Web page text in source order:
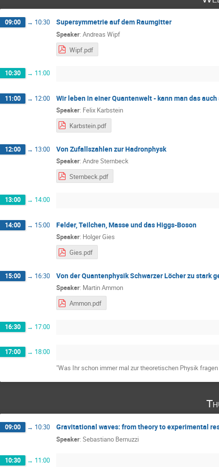
09:00 → 10:30 Supersymmetrie auf dem Raumgitter
Speaker: Andreas Wipf
Wipf.pdf
10:30 → 11:00
11:00 → 12:00 Wir leben in einer Quantenwelt - kann man das auch
Speaker: Felix Karbstein
Karbstein.pdf
12:00 → 13:00 Von Zufallszahlen zur Hadronphysk
Speaker: Andre Sternbeck
Sternbeck.pdf
13:00 → 14:00
14:00 → 15:00 Felder, Teilchen, Masse und das Higgs-Boson
Speaker: Holger Gies
Gies.pdf
15:00 → 16:30 Von der Quantenphysik Schwarzer Löcher zu stark
Speaker: Martin Ammon
Ammon.pdf
16:30 → 17:00
17:00 → 18:00
"Was Ihr schon immer mal zur theoretischen Physik
09:00 → 10:30 Gravitational waves: from theory to experimental
Speaker: Sebastiano Bernuzzi
10:30 → 11:00